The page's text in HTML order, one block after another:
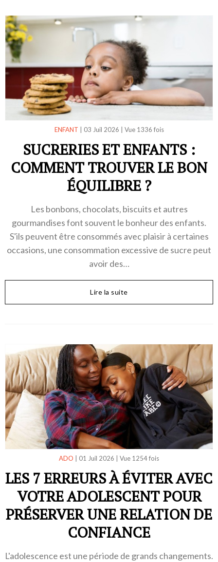
ENFANT 03 Juil 2026 Vue 1336 fois
SUCRERIES ET ENFANTS :
COMMENT TROUVER LE BON
ÉQUILIBRE ?
Les bonbons, chocolats, biscuits et autres
gourmandises font souvent le bonheur des enfants.
S'ils peuvent être consommés avec plaisir à certaines
occasions, une consommation excessive de sucre peut
avoir des…
Lire la suite
ADO 01 Juil 2026 Vue 1254 fois
LES 7 ERREURS À ÉVITER AVEC
VOTRE ADOLESCENT POUR
PRÉSERVER UNE RELATION DE
CONFIANCE
L'adolescence est une période de grands changements.